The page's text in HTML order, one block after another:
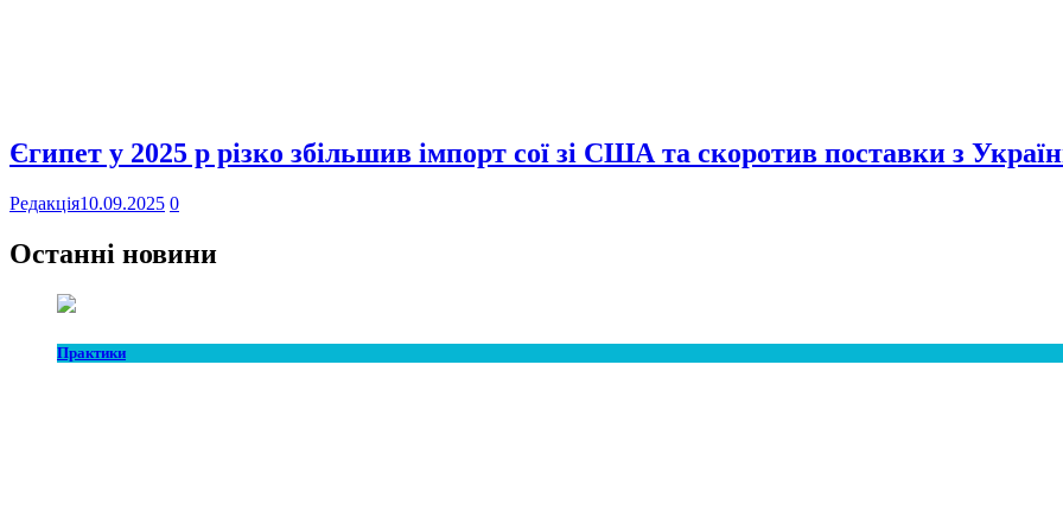
Єгипет у 2025 р різко збільшив імпорт сої зі США та скоротив поставки з
Редакція10.09.2025 0
Останні новини
Практики